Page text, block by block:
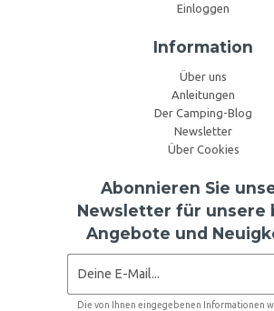
Einloggen
Information
Über uns
Anleitungen
Der Camping-Blog
Newsletter
Über Cookies
Abonnieren Sie
Newsletter für unsere
Angebote und
Die von Ihnen eingegebenen Informationen